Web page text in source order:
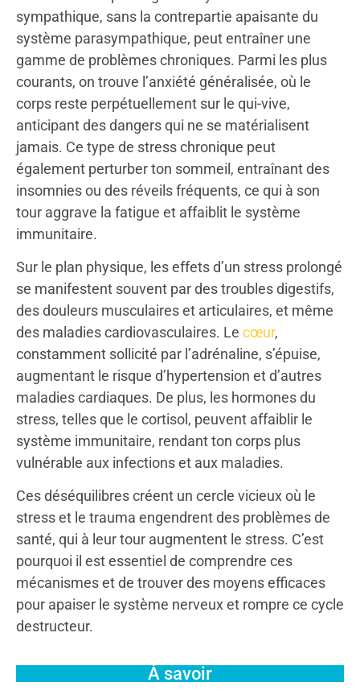
sympathique, sans la contrepartie apaisante du
système parasympathique, peut entraîner une
gamme de problèmes chroniques. Parmi les plus
courants, on trouve l’anxiété généralisée, où le
corps reste perpétuellement sur le qui-vive,
anticipant des dangers qui ne se matérialisent
jamais. Ce type de stress chronique peut
également perturber ton sommeil, entraînant des
insomnies ou des réveils fréquents, ce qui à son
tour aggrave la fatigue et affaiblit le système
immunitaire.
Sur le plan physique, les effets d’un stress prolongé
se manifestent souvent par des troubles digestifs,
des douleurs musculaires et articulaires, et même
des maladies cardiovasculaires. Le cœur,
constamment sollicité par l’adrénaline, s’épuise,
augmentant le risque d’hypertension et d’autres
maladies cardiaques. De plus, les hormones du
stress, telles que le cortisol, peuvent affaiblir le
système immunitaire, rendant ton corps plus
vulnérable aux infections et aux maladies.
Ces déséquilibres créent un cercle vicieux où le
stress et le trauma engendrent des problèmes de
santé, qui à leur tour augmentent le stress. C’est
pourquoi il est essentiel de comprendre ces
mécanismes et de trouver des moyens efficaces
pour apaiser le système nerveux et rompre ce cycle
destructeur.
À savoir